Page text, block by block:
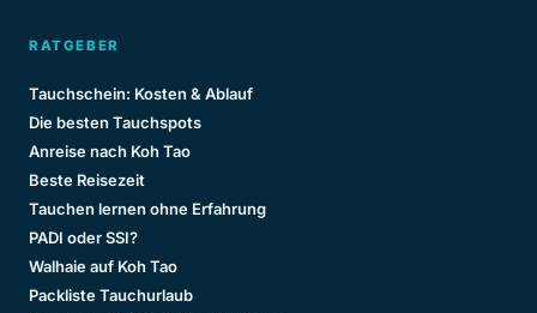
RATGEBER
Tauchschein: Kosten & Ablauf
Die besten Tauchspots
Anreise nach Koh Tao
Beste Reisezeit
Tauchen lernen ohne Erfahrung
PADI oder SSI?
Walhaie auf Koh Tao
Packliste Tauchurlaub